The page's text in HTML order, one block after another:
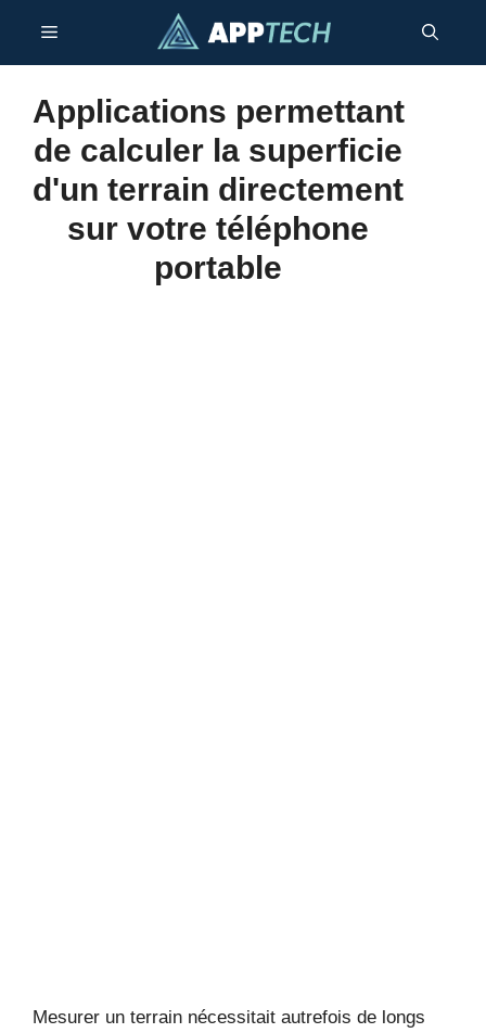
contenu
Menu
Applications permettant
de calculer la superficie
d'un terrain directement
sur votre téléphone
portable
Mesurer un terrain nécessitait autrefois de longs